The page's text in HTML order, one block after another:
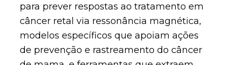
para prever respostas ao tratamento em
câncer retal via ressonância magnética,
modelos específicos que apoiam ações
de prevenção e rastreamento do câncer